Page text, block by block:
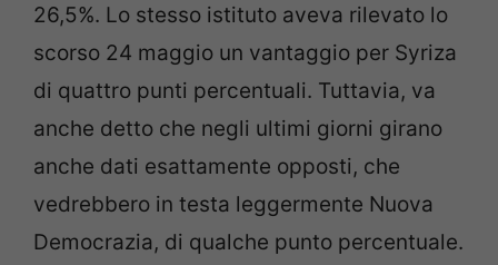
26,5%. Lo stesso istituto aveva rilevato lo
scorso 24 maggio un vantaggio per Syriza
di quattro punti percentuali. Tuttavia, va
anche detto che negli ultimi giorni girano
anche dati esattamente opposti, che
vedrebbero in testa leggermente Nuova
Democrazia, di qualche punto percentuale.